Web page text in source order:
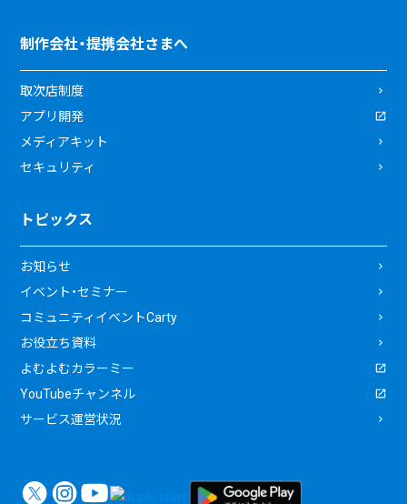
制作会社・提携会社さまへ
取次店制度
アプリ開発
メディアキット
セキュリティ
トピックス
お知らせ
イベント・セミナー
コミュニティイベントCarty
お役立ち資料
よむよむカラーミー
YouTubeチャンネル
サービス運営状況